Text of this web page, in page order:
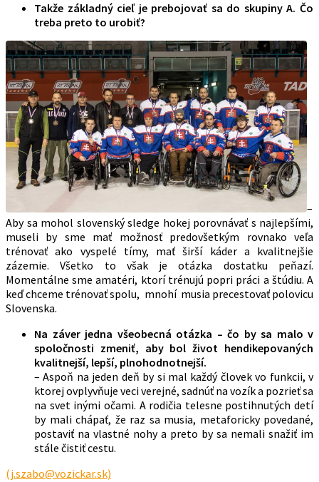
Takže základný cieľ je prebojovať sa do skupiny A. Čo
treba preto to urobiť?
–
Aby sa mohol slovenský sledge hokej porovnávať s najlepšími,
museli by sme mať možnosť predovšetkým rovnako veľa
trénovať ako vyspelé tímy, mať širší káder a kvalitnejšie
zázemie. Všetko to však je otázka dostatku peňazí.
Momentálne sme amatéri, ktorí trénujú popri práci a štúdiu. A
keď chceme trénovať spolu, mnohí musia precestovať polovicu
Slovenska.
Na záver jedna všeobecná otázka – čo by sa malo v
spoločnosti zmeniť, aby bol život hendikepovaných
kvalitnejší, lepší, plnohodnotnejší.
– Aspoň na jeden deň by si mal každý človek vo funkcii, v
ktorej ovplyvňuje veci verejné, sadnúť na vozík a pozrieť sa
na svet inými očami. A rodičia telesne postihnutých detí
by mali chápať, že raz sa musia, metaforicky povedané,
postaviť na vlastné nohy a preto by sa nemali snažiť im
stále čistiť cestu.
(j.szabo@vozickar.sk)